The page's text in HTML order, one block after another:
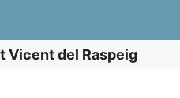
Vicent del Raspeig